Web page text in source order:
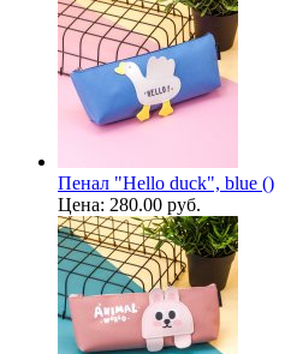
Пенал "Hello duck", blue ()
Цена: 280.00 руб.